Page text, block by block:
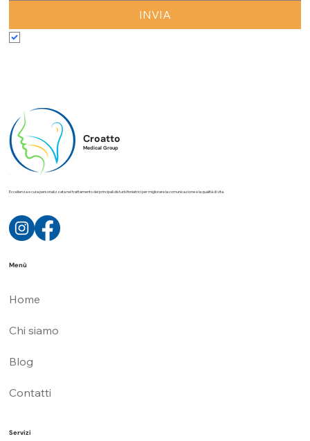
INVIA
Croatto
Medical Group
Eccellenza e cura personalizzata nel trattamento dei principali disturbi foniatrici per migliorare la comunicazione e la qualità di vita.
Menù
Home
Chi siamo
Blog
Contatti
Servizi